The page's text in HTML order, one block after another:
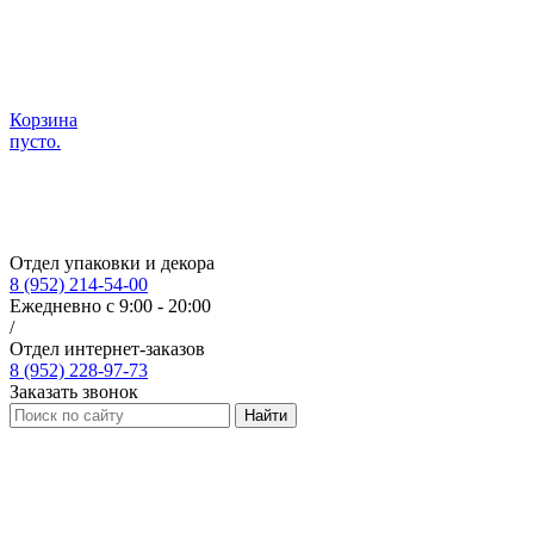
Корзина
пусто.
Отдел упаковки и декора
8 (952) 214-54-00
Ежедневно с 9:00 - 20:00
/
Отдел интернет-заказов
8 (952) 228-97-73
Заказать звонок
Найти